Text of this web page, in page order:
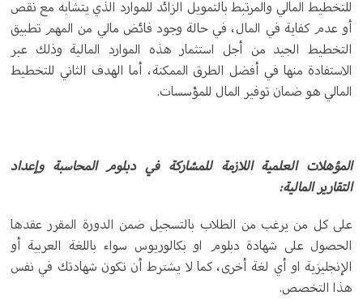
للتخطيط المالي والمرتبط بالتمويل الزائد للموارد الذي يتشابه مع نقص
أو عدم كفاية في المال، في حالة وجود فائض مالي من المهم تطبيق
التخطيط الجيد من أجل استثمار هذه الموارد المالية وذلك عبر
الاستفادة منها في أفضل الطرق الممكنة، أما الهدف الثاني للتخطيط
المالي هو ضمان توفير المال للمؤسسات.
المؤهلات العلمية اللازمة للمشاركة في دبلوم المحاسبة وإعداد
التقارير المالية:
على كل من يرغب من الطلاب بالتسجيل ضمن الدورة المقرر عقدها
الحصول على شهادة دبلوم او بكالوريوس سواء باللغة العربية أو
الإنجليزية او أي لغة أخرى، كما لا يشترط أن تكون شهادتك في نفس
هذا التخصص.